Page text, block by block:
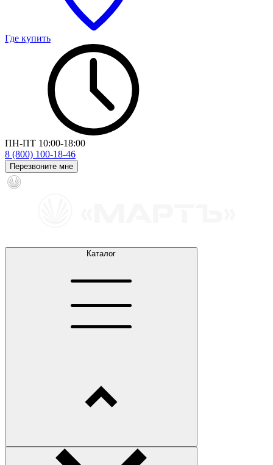
Где купить
ПН-ПТ 10:00-18:00
8 (800) 100-18-46
Перезвоните мне
Каталог